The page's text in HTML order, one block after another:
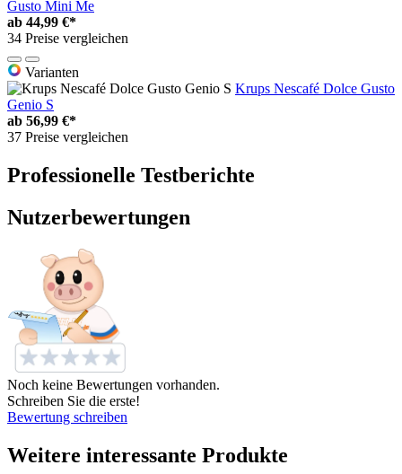
Gusto Mini Me
ab 44,99 €*
34 Preise vergleichen
Varianten
Krups Nescafé Dolce Gusto
Genio S
ab 56,99 €*
37 Preise vergleichen
Professionelle Testberichte
Nutzerbewertungen
Noch keine Bewertungen vorhanden.
Schreiben Sie die erste!
Bewertung schreiben
Weitere interessante Produkte